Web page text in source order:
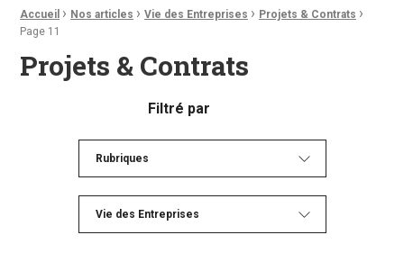
Fil d'Ariane :
Accueil › Nos articles › Vie des Entreprises › Projets & Contrats ›
Page 11
Projets & Contrats
Filtré par
Rubriques
Vie des Entreprises